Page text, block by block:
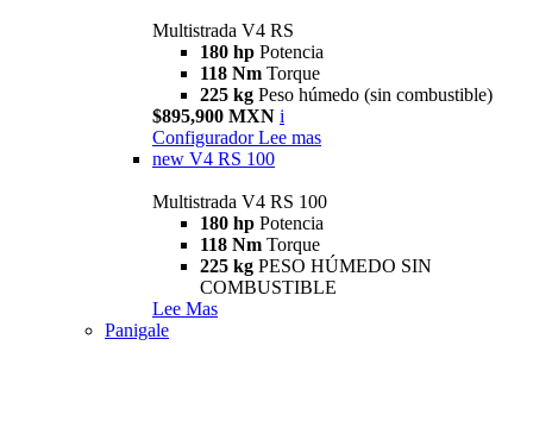
Multistrada V4 RS
180 hp Potencia
118 Nm Torque
225 kg Peso húmedo (sin combustible)
$895,900 MXN i
Configurador Lee mas
new V4 RS 100
Multistrada V4 RS 100
180 hp Potencia
118 Nm Torque
225 kg PESO HÚMEDO SIN
COMBUSTIBLE
Lee Mas
Panigale